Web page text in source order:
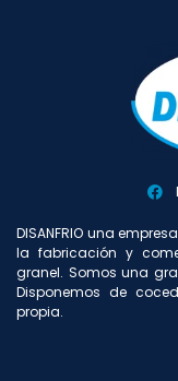
DISANFRIO una
la fabricación y
granel. Somos una
Disponemos de
propia.